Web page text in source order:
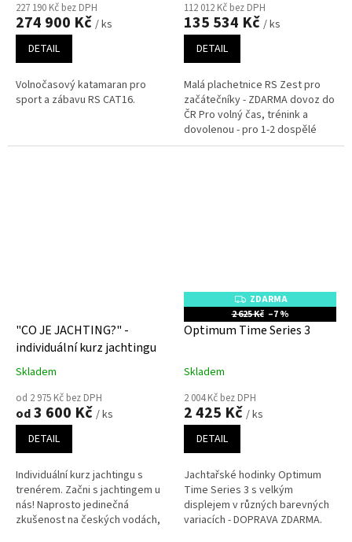
227 190 Kč bez DPH
274 900 Kč / ks
DETAIL
Volnočasový katamaran pro
sport a zábavu RS CAT16.
112 012 Kč bez DPH
135 534 Kč / ks
DETAIL
Malá plachetnice RS Zest pro
začátečníky - ZDARMA dovoz do
ČR Pro volný čas, trénink a
dovolenou - pro 1-2 dospělé
nebo až pro 3 děti.
"CO JE JACHTING?" -
individuální kurz jachtingu
Skladem
od 2 975 Kč bez DPH
od3 600 Kč / ks
DETAIL
Individuální kurz jachtingu s
trenérem. Začni s jachtingem u
nás! Naprosto jedinečná
zkušenost na českých vodách,
Z
D
A
R
ZDARMA
2 625 Kč –7 %
Optimum Time Series 3
Skladem
2 004 Kč bez DPH
2 425 Kč / ks
DETAIL
Jachtařské hodinky Optimum
Time Series 3 s velkým
displejem v různých barevných
variacích - DOPRAVA ZDARMA.